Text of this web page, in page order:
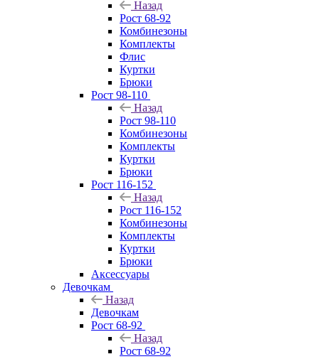
Назад
Рост 68-92
Комбинезоны
Комплекты
Флис
Куртки
Брюки
Рост 98-110
Назад
Рост 98-110
Комбинезоны
Комплекты
Куртки
Брюки
Рост 116-152
Назад
Рост 116-152
Комбинезоны
Комплекты
Куртки
Брюки
Аксессуары
Девочкам
Назад
Девочкам
Рост 68-92
Назад
Рост 68-92